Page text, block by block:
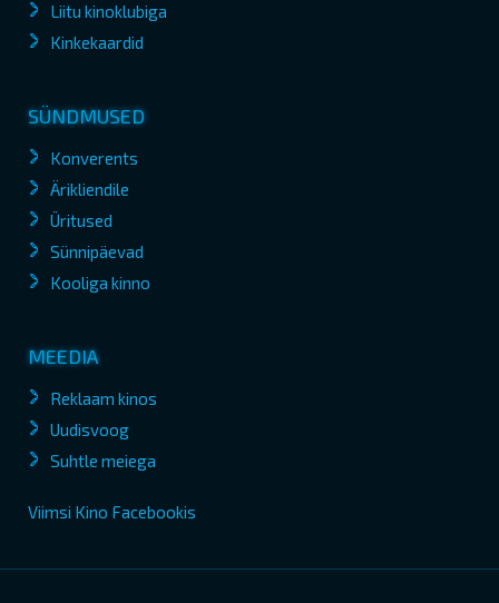
Liitu kinoklubiga
Kinkekaardid
SÜNDMUSED
Konverents
Ärikliendile
Üritused
Sünnipäevad
Kooliga kinno
MEEDIA
Reklaam kinos
Uudisvoog
Suhtle meiega
Viimsi Kino Facebookis